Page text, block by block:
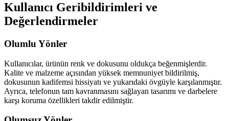
Kullanıcı Geribildirimleri ve
Değerlendirmeler
Olumlu Yönler
Kullanıcılar, ürünün renk ve dokusunu oldukça beğenmişlerdir.
Kalite ve malzeme açısından yüksek memnuniyet bildirilmiş,
dokusunun kadifemsi hissiyatı ve yukarıdaki övgüyle karşılanmıştır.
Ayrıca, telefonun tam kavranmasını sağlayan tasarımı ve darbelere
karşı koruma özellikleri takdir edilmiştir.